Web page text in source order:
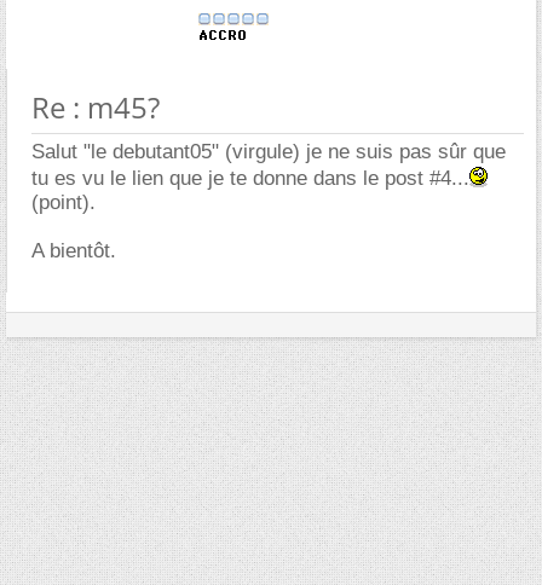
Re : m45?
Salut "le debutant05" (virgule) je ne suis pas sûr que
tu es vu le lien que je te donne dans le post #4...
(point).
A bientôt.